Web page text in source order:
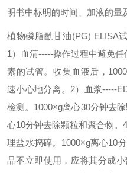
明书中标明的时间、加液的量
植物磷脂酰甘油(PG) ELISA
1）血清-----操作过程中避免
素的试管。收集血液后，
速小心地分离。 2）血浆-----
检测。1000×g离心30分钟去
心10分钟去除颗粒和聚合物。
理盐水捣碎。1000×g离心10
品不立即使用，应将其分成